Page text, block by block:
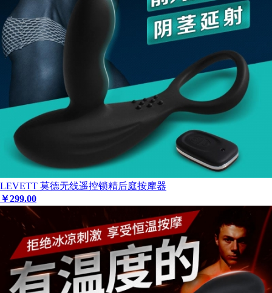
LEVETT 莫德无线遥控锁精后庭按摩器
￥299.00